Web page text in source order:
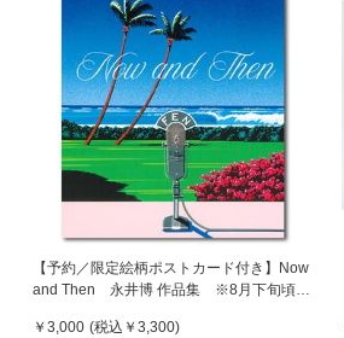
【予約／限定絵柄ポストカード付き】Now
and Then 永井博 作品集 ※8月下旬頃の
￥3,000 (税込 ￥3,300)